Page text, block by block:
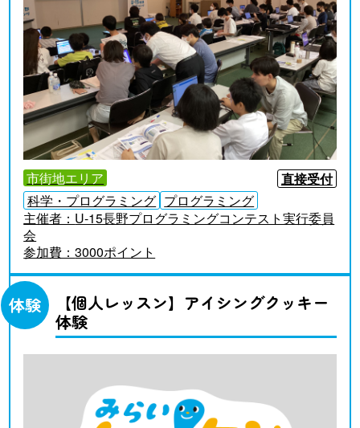
市街地エリア
直接受付
科学・プログラミング プログラミング
主催者： U-15長野プログラミングコンテスト実行委員
会
参加費：3000ポイント
体験
【個人レッスン】アイシングクッキー
体験